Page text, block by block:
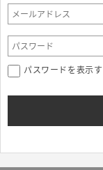
パスワードを表示